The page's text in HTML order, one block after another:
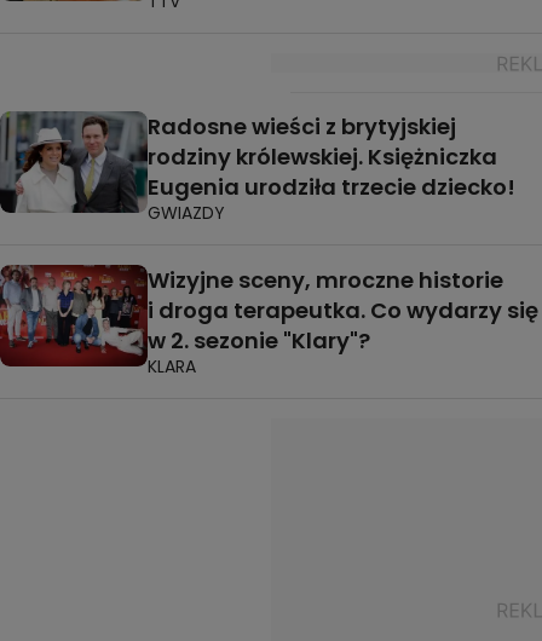
Radosne wieści z brytyjskiej
rodziny królewskiej. Księżniczka
Eugenia urodziła trzecie dziecko!
GWIAZDY
Wizyjne sceny, mroczne historie
i droga terapeutka. Co wydarzy się
w 2. sezonie "Klary"?
KLARA